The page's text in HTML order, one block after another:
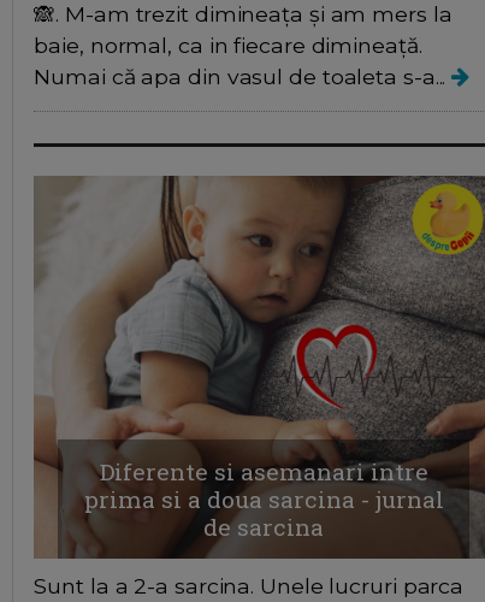
🙈. M-am trezit dimineața și am mers la
baie, normal, ca in fiecare dimineață.
Numai că apa din vasul de toaleta s-a...
Diferente si asemanari intre
prima si a doua sarcina - jurnal
de sarcina
Sunt la a 2-a sarcina. Unele lucruri parca